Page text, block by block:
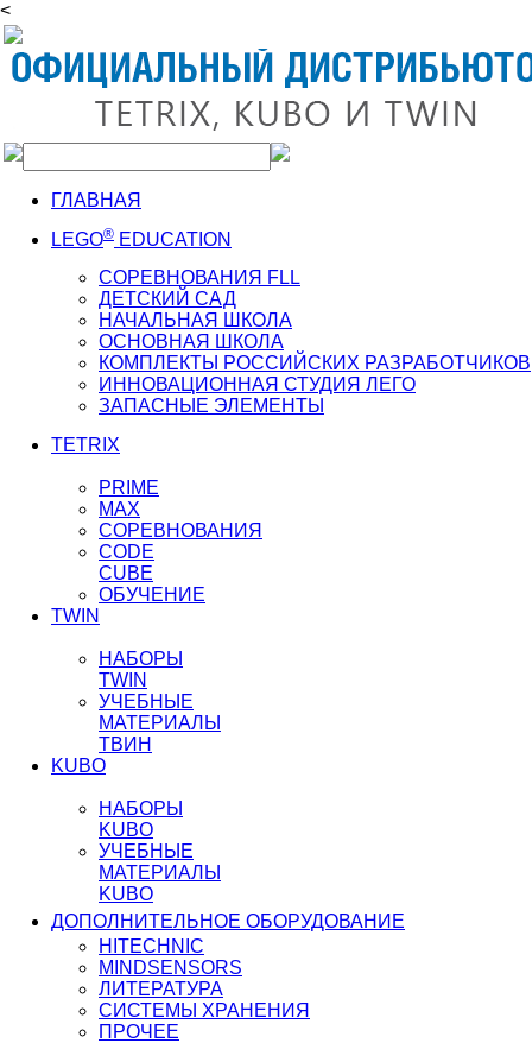
<
ГЛАВНАЯ
LEGO® EDUCATION
СОРЕВНОВАНИЯ FLL
ДЕТСКИЙ САД
НАЧАЛЬНАЯ ШКОЛА
ОСНОВНАЯ ШКОЛА
КОМПЛЕКТЫ РОССИЙСКИХ РАЗРАБОТЧИКОВ
ИННОВАЦИОННАЯ СТУДИЯ ЛЕГО
ЗАПАСНЫЕ ЭЛЕМЕНТЫ
TETRIX
PRIME
MAX
СОРЕВНОВАНИЯ
CODE
CUBE
ОБУЧЕНИЕ
TWIN
НАБОРЫ
TWIN
УЧЕБНЫЕ
МАТЕРИАЛЫ
ТВИН
KUBO
НАБОРЫ
KUBO
УЧЕБНЫЕ
МАТЕРИАЛЫ
KUBO
ДОПОЛНИТЕЛЬНОЕ ОБОРУДОВАНИЕ
HITECHNIC
MINDSENSORS
ЛИТЕРАТУРА
СИСТЕМЫ ХРАНЕНИЯ
ПРОЧЕЕ